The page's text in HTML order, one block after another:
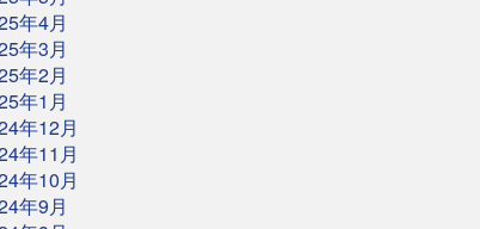
年4月
年3月
年2月
年1月
年12月
年11月
年10月
年9月